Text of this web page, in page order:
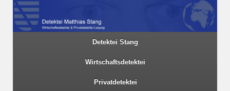
Detektei Stang
Wirtschaftsdetektei
Privatdetektei